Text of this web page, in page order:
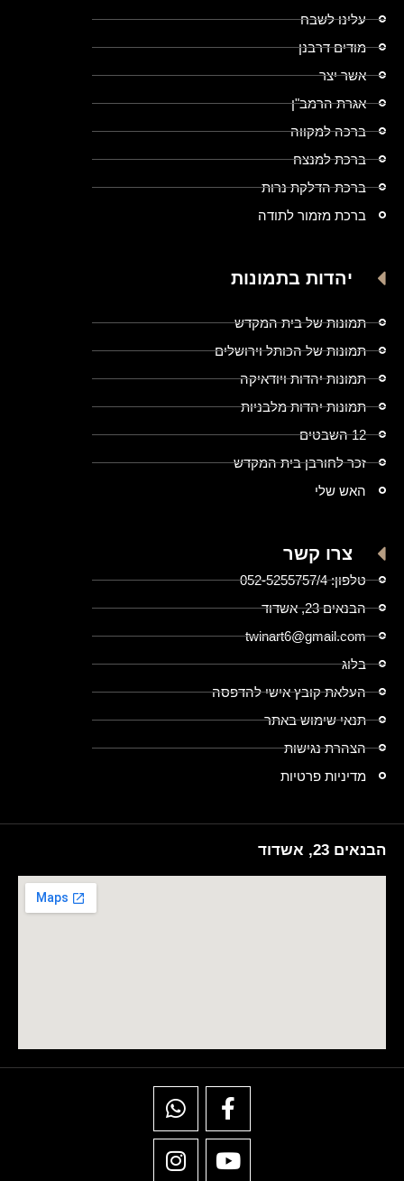
עלינו לשבח
מודים דרבנן
אשר יצר
אגרת הרמב"ן
ברכה למקווה
ברכת למנצח
ברכת הדלקת נרות
ברכת מזמור לתודה
יהדות בתמונות
תמונות של בית המקדש
תמונות של הכותל וירושלים
תמונות יהדות ויודאיקה
תמונות יהדות מלבניות
12 השבטים
זכר לחורבן בית המקדש
האש שלי
צרו קשר
טלפון: 052-5255757/4
הבנאים 23, אשדוד
twinart6@gmail.com
בלוג
העלאת קובץ אישי להדפסה
תנאי שימוש באתר
הצהרת נגישות
מדיניות פרטיות
הבנאים 23, אשדוד